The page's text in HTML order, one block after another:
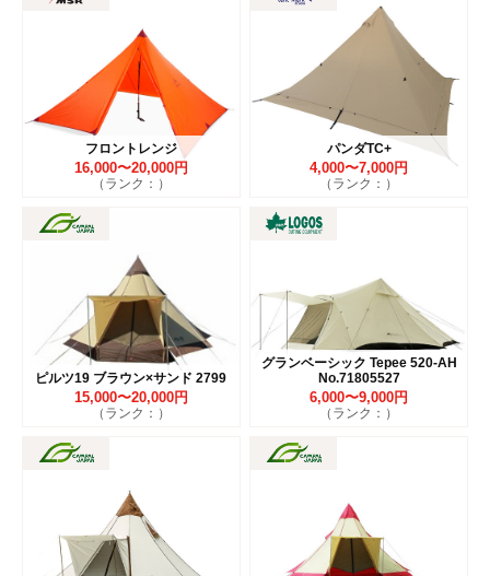
フロントレンジ
16,000〜20,000円
（ランク：）
パンダTC+
4,000〜7,000円
（ランク：）
ピルツ19 ブラウン×サンド 2799
15,000〜20,000円
（ランク：）
グランベーシック Tepee 520-AH
No.71805527
6,000〜9,000円
（ランク：）